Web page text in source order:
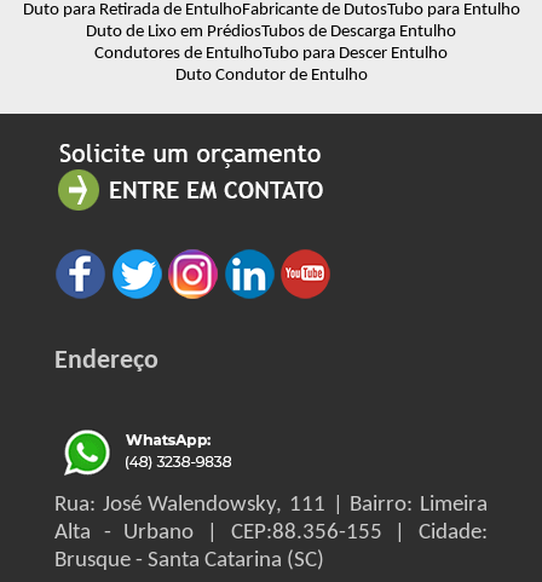
Duto para Retirada de EntulhoFabricante de DutosTubo para Entulho
Duto de Lixo em PrédiosTubos de Descarga Entulho
Condutores de EntulhoTubo para Descer Entulho
Duto Condutor de Entulho
Endereço
Rua: José Walendowsky, 111 | Bairro: Limeira
Alta - Urbano | CEP:88.356-155 | Cidade:
Brusque - Santa Catarina (SC)